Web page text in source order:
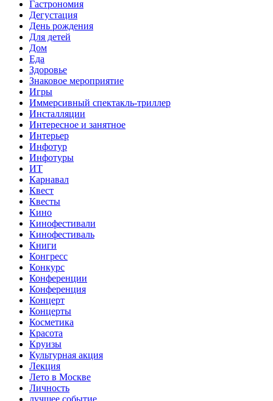
Гастрономия
Дегустация
День рождения
Для детей
Дом
Еда
Здоровье
Знаковое мероприятие
Игры
Иммерсивный спектакль-триллер
Инсталляции
Интересное и занятное
Интерьер
Инфотур
Инфотуры
ИТ
Карнавал
Квест
Квесты
Кино
Кинофестивали
Кинофестиваль
Книги
Конгресс
Конкурс
Конференции
Конференция
Концерт
Концерты
Косметика
Красота
Круизы
Культурная акция
Лекция
Лето в Москве
Личность
лучшее событие